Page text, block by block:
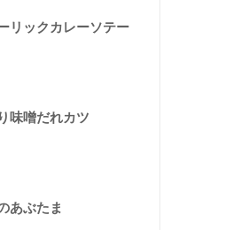
リックカレーソテー
味噌だれカツ
あぶたま